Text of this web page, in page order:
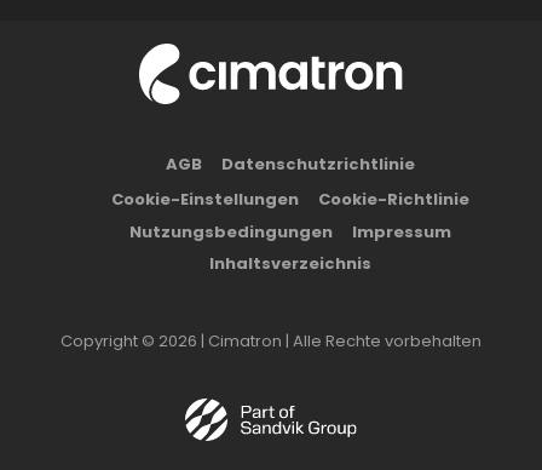
AGB
Datenschutzrichtlinie
Cookie-Einstellungen
Cookie-Richtlinie
Nutzungsbedingungen
Impressum
Inhaltsverzeichnis
Copyright © 2026 | Cimatron | Alle Rechte vorbehalten